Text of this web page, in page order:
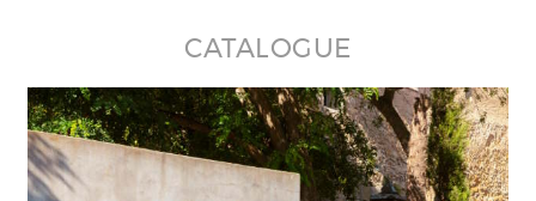
CATALOGUE